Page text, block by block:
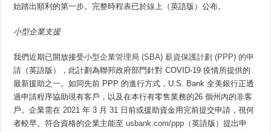
始踏出順利的第一步。完整時程表已於線上 （英語版）公布。
小型企業支援
我們近期已開放接受小型企業管理局 (SBA) 薪資保護計劃 (PPP) 的申
請 （英語版），此計劃為聯邦政府部門針對 COVID-19 疫情所提供的
最新援助之一。如同先前 PPP 的進行方式，U.S. Bank 全美銀行正透
過申請程序協助現有客戶，以及在本行有零售業務的26 個州內的非客
戶。企業需在 2021 年 3 月 31 日前或援助資金用完前提交申請，視何
者較早。符合資格的企業主能至 usbank.com/ppp （英語版）提出申